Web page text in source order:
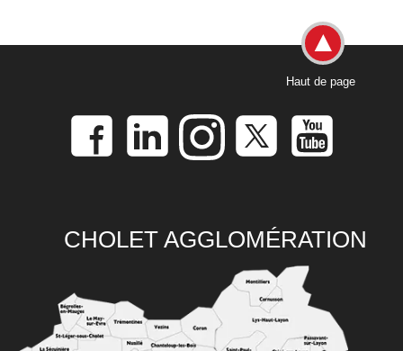
Haut de page
CHOLET AGGLOMÉRATION